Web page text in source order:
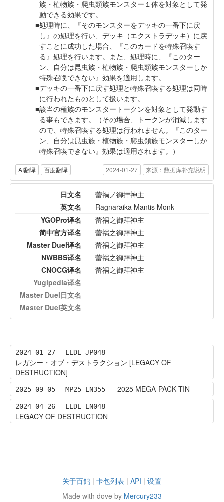
族・植物族・爬虫類族モンスター１体を対象として発
動できる効果です。
処理時に、『そのモンスターをデッキの一番下に戻
し』の処理を行い、デッキ（エクストラデッキ）に戻
すことに成功した場合、『このカードを特殊召喚す
る』処理を行います。また、処理時に、『このター
ン、自分は昆虫族・植物族・爬虫類族モンスターしか
特殊召喚できない』効果を適用します。
デッキの一番下に戻す処理と特殊召喚する処理は同時
に行われたものとして扱います。
該当の種族のモンスタートークンを対象として発動す
る事もできます。（その場合、トークンが消滅します
ので、特殊召喚する処理は行われません。『このター
ン、自分は昆虫族・植物族・爬虫類族モンスターしか
特殊召喚できない』効果は適用されます。）
AI翻译 百度翻译 2024-01-27 来源：数据库补充说明
日文名
蕾禍ノ御拝神主
英文名
Ragnaraika Mantis Monk
YGOPro译名
蕾祸之御拜神主
简中官方译名
蕾祸之御拜神主
Master Duel译名
蕾祸之御拜神主
NWBBS译名
蕾祸之御拜神主
CNOCG译名
蕾祸之御拜神主
Yugipedia译名
Master Duel日文名
Master Duel英文名
2024-01-27 LEDE-JP048
レガシー・オブ・デストラクション [LEGACY OF
DESTRUCTION]
2025-09-05 MP25-EN355 2025 MEGA-PACK TIN
2024-04-26 LEDE-EN048
LEGACY OF DESTRUCTION
关于百鸽 | 卡包列表 | API | 设置
Made with dove by Mercury233